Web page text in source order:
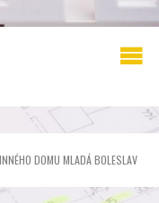
DOMU MLADÁ BOLESLAV